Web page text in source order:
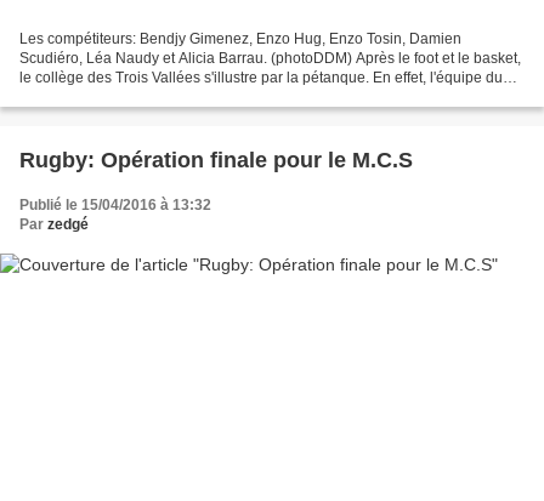
Les compétiteurs: Bendjy Gimenez, Enzo Hug, Enzo Tosin, Damien
Scudiéro, Léa Naudy et Alicia Barrau. (photoDDM) Après le foot et le basket,
le collège des Trois Vallées s'illustre par la pétanque. En effet, l'équipe du
Rugby: Opération finale pour le M.C.S
Publié le 15/04/2016 à 13:32
Par zedgé